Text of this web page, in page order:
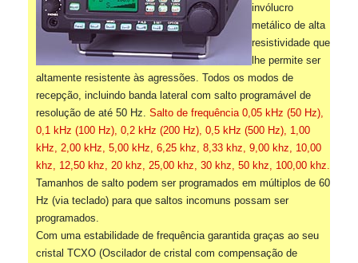
invólucro
metálico de alta
resistividade que
lhe permite ser
altamente resistente às agressões. Todos os modos de
recepção, incluindo banda lateral com salto programável de
resolução de até 50 Hz. Salto de frequência 0,05 kHz (50 Hz),
0,1 kHz (100 Hz), 0,2 kHz (200 Hz), 0,5 kHz (500 Hz), 1,00
kHz, 2,00 kHz, 5,00 kHz, 6,25 khz, 8,33 khz, 9,00 khz, 10,00
khz, 12,50 khz, 20 khz, 25,00 khz, 30 khz, 50 khz, 100,00 khz.
Tamanhos de salto podem ser programados em múltiplos de 60
Hz (via teclado) para que saltos incomuns possam ser
programados.
Com uma estabilidade de frequência garantida graças ao seu
cristal TCXO (Oscilador de cristal com compensação de